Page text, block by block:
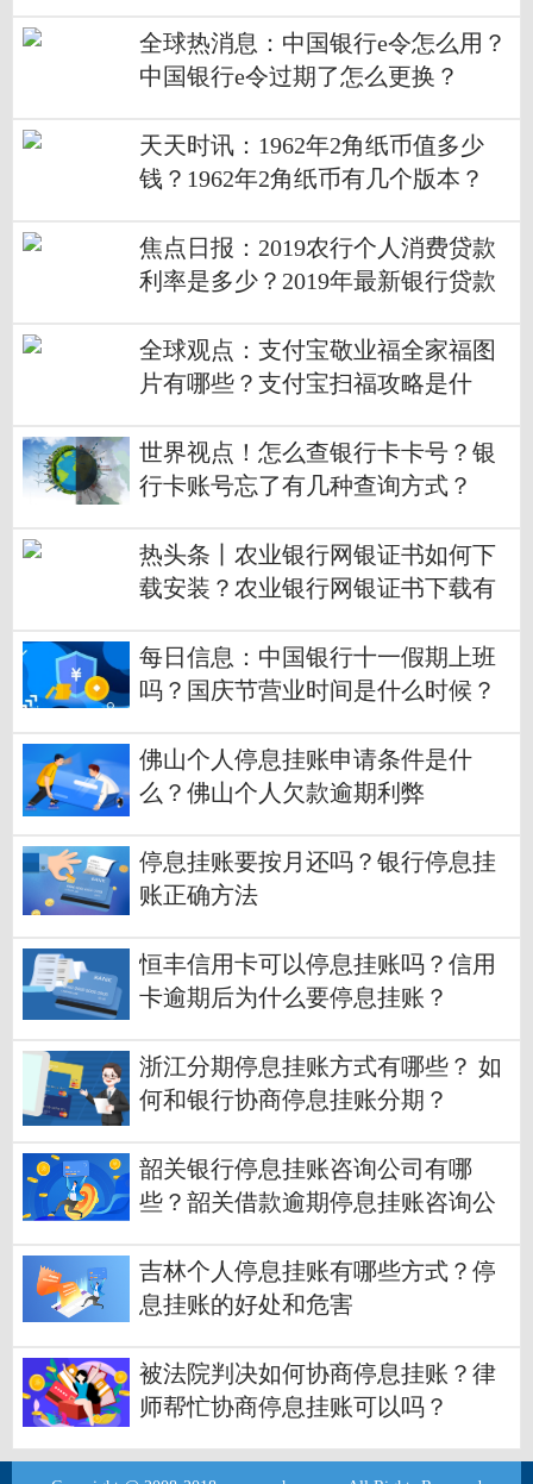
全球热消息：中国银行e令怎么用？
中国银行e令过期了怎么更换？
天天时讯：1962年2角纸币值多少
钱？1962年2角纸币有几个版本？
焦点日报：2019农行个人消费贷款
利率是多少？2019年最新银行贷款
全球观点：支付宝敬业福全家福图
片有哪些？支付宝扫福攻略是什
世界视点！怎么查银行卡卡号？银
行卡账号忘了有几种查询方式？
热头条丨农业银行网银证书如何下
载安装？农业银行网银证书下载有
每日信息：中国银行十一假期上班
吗？国庆节营业时间是什么时候？
佛山个人停息挂账申请条件是什
么？佛山个人欠款逾期利弊
停息挂账要按月还吗？银行停息挂
账正确方法
恒丰信用卡可以停息挂账吗？信用
卡逾期后为什么要停息挂账？
浙江分期停息挂账方式有哪些？ 如
何和银行协商停息挂账分期？
韶关银行停息挂账咨询公司有哪
些？韶关借款逾期停息挂账咨询公
吉林个人停息挂账有哪些方式？停
息挂账的好处和危害
被法院判决如何协商停息挂账？律
师帮忙协商停息挂账可以吗？